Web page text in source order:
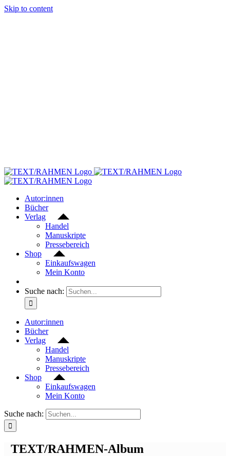
Skip to content
Autor:innen
Bücher
Verlag
Handel
Manuskripte
Pressebereich
Shop
Einkaufswagen
Mein Konto
Suche nach:
Autor:innen
Bücher
Verlag
Handel
Manuskripte
Pressebereich
Shop
Einkaufswagen
Mein Konto
Suche nach:
TEXT/RAHMEN-Album